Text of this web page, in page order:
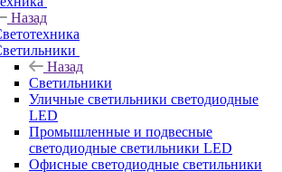
Назад
Назад
Светильники
Уличные светильники светодиодные
LED
Промышленные и подвесные
светодиодные светильники LED
Офисные светодиодные светильники